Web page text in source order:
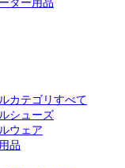
ター用品
カテゴリすべて
シューズ
ウェア
品